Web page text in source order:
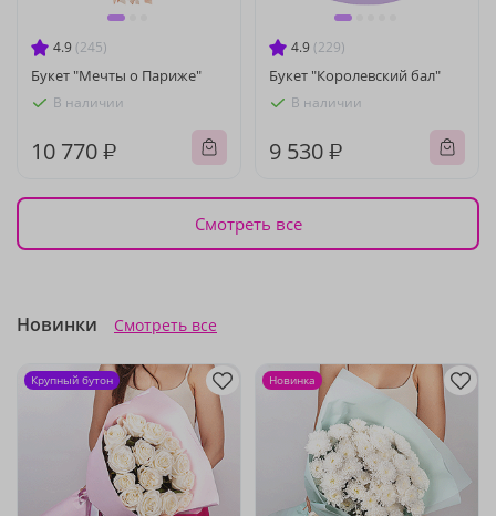
4.9 (245)
Букет "Мечты о Париже"
В наличии
10 770 ₽
4.9 (229)
Букет "Королевский бал"
В наличии
9 530 ₽
Смотреть все
Новинки Смотреть все
Крупный бутон Новинка